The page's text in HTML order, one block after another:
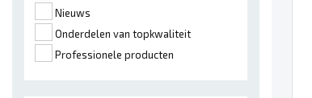
Nieuws
Onderdelen van topkwaliteit
Professionele producten